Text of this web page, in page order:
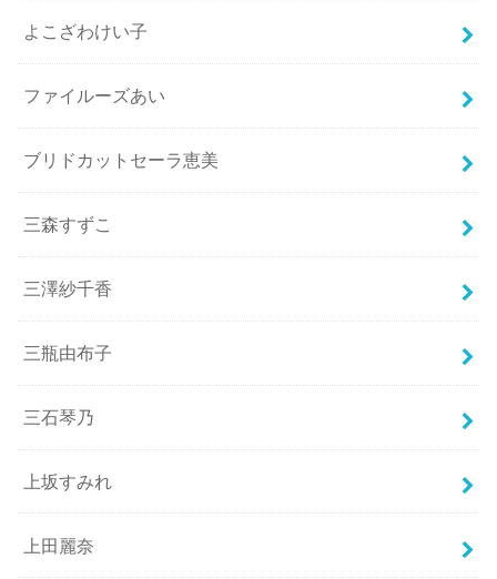
よこざわけい子
ファイルーズあい
ブリドカットセーラ恵美
三森すずこ
三澤紗千香
三瓶由布子
三石琴乃
上坂すみれ
上田麗奈